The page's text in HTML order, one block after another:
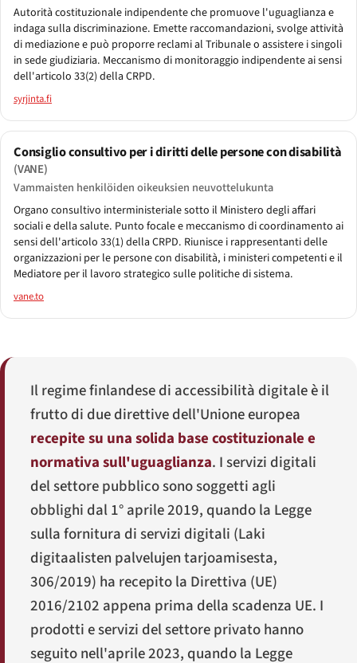
Autorità costituzionale indipendente che promuove l'uguaglianza e
indaga sulla discriminazione. Emette raccomandazioni, svolge attività
di mediazione e può proporre reclami al Tribunale o assistere i singoli
in sede giudiziaria. Meccanismo di monitoraggio indipendente ai sensi
dell'articolo 33(2) della CRPD.
syrjinta.fi
Consiglio consultivo per i diritti delle persone con disabilità
(VANE)
Vammaisten henkilöiden oikeuksien neuvottelukunta
Organo consultivo interministeriale sotto il Ministero degli affari
sociali e della salute. Punto focale e meccanismo di coordinamento ai
sensi dell'articolo 33(1) della CRPD. Riunisce i rappresentanti delle
organizzazioni per le persone con disabilità, i ministeri competenti e il
Mediatore per il lavoro strategico sulle politiche di sistema.
vane.to
Il regime finlandese di accessibilità digitale è il
frutto di due direttive dell'Unione europea
recepite su una solida base costituzionale e
normativa sull'uguaglianza. I servizi digitali
del settore pubblico sono soggetti agli
obblighi dal 1° aprile 2019, quando la Legge
sulla fornitura di servizi digitali (Laki
digitaalisten palvelujen tarjoamisesta,
306/2019) ha recepito la Direttiva (UE)
2016/2102 appena prima della scadenza UE. I
prodotti e servizi del settore privato hanno
seguito nell'aprile 2023, quando la Legge